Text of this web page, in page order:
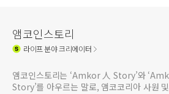
앰코인스토리
라이프분야 크리에이터
앰코인스토리는 ‘Amkor 人 Story’와
Story’를 아우르는 말로, 앰코코리아 사원